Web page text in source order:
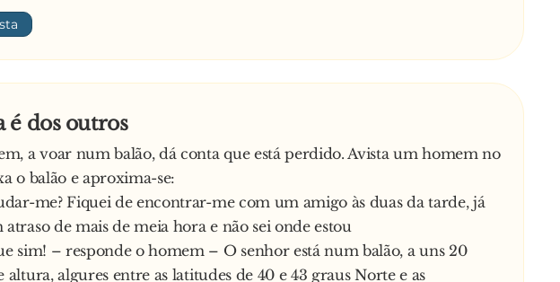
é dos outros
a voar num balão, dá conta que está perdido. Avista um homem no
o balão e aproxima-se:
me? Fiquei de encontrar-me com um amigo às duas da tarde, já
de mais de meia hora e não sei onde estou
sim! – responde o homem – O senhor está num balão, a uns 20
altura, algures entre as latitudes de 40 e 43 graus Norte e as